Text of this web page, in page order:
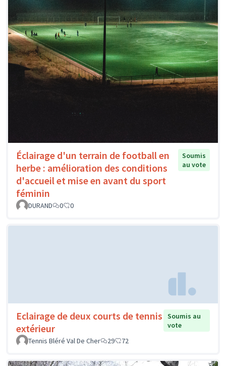
Éclairage d'un terrain de football en
herbe : amélioration des conditions
d'accueil et mise en avant du sport
féminin
Soumis
au vote
DURAND 0 0
Eclairage de deux courts de tennis
extérieur
Soumis au
vote
Tennis Bléré Val De Cher
29 72